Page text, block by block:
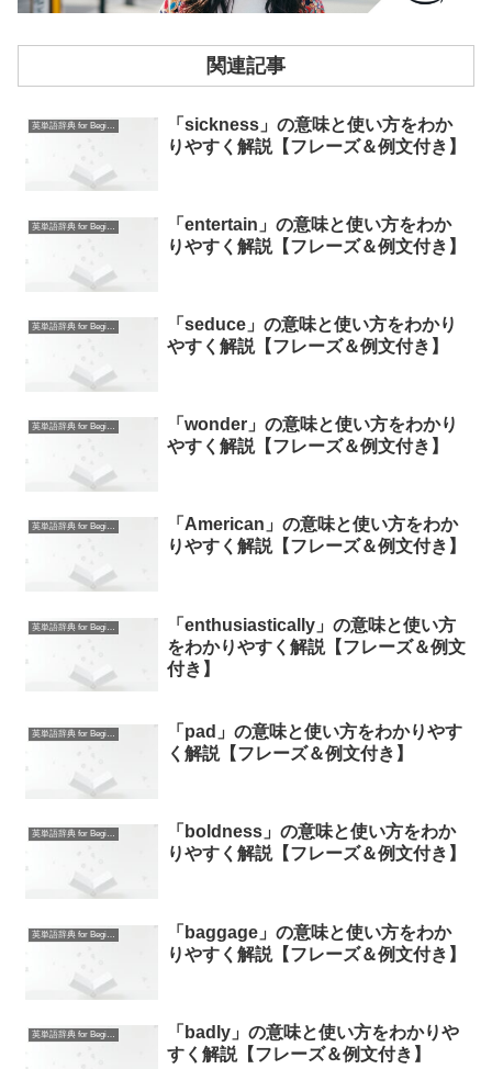
関連記事
英単語辞典 for Beginners
「sickness」の意味と使い方をわか
りやすく解説【フレーズ＆例文付き】
英単語辞典 for Beginners
「entertain」の意味と使い方をわか
りやすく解説【フレーズ＆例文付き】
英単語辞典 for Beginners
「seduce」の意味と使い方をわかり
やすく解説【フレーズ＆例文付き】
英単語辞典 for Beginners
「wonder」の意味と使い方をわかり
やすく解説【フレーズ＆例文付き】
英単語辞典 for Beginners
「American」の意味と使い方をわか
りやすく解説【フレーズ＆例文付き】
英単語辞典 for Beginners
「enthusiastically」の意味と使い方
をわかりやすく解説【フレーズ＆例文
付き】
英単語辞典 for Beginners
「pad」の意味と使い方をわかりやす
く解説【フレーズ＆例文付き】
英単語辞典 for Beginners
「boldness」の意味と使い方をわか
りやすく解説【フレーズ＆例文付き】
英単語辞典 for Beginners
「baggage」の意味と使い方をわか
りやすく解説【フレーズ＆例文付き】
英単語辞典 for Beginners
「badly」の意味と使い方をわかりや
すく解説【フレーズ＆例文付き】